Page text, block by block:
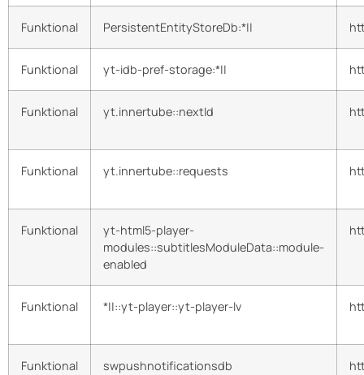
Funktional PersistentEntityStoreDb:*||
Funktional yt-idb-pref-storage:*||
Funktional yt.innertube::nextId
Funktional yt.innertube::requests
Funktional
yt-html5-player-
modules::subtitlesModuleData::module-
enabled
Funktional *||::yt-player::yt-player-lv
Funktional swpushnotificationsdb